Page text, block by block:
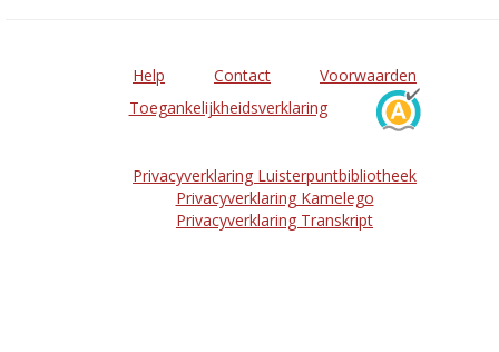
Help Contact
Voorwaarden
Toegankelijkheidsverklaring
Privacyverklaring Luisterpuntbibliotheek
Privacyverklaring Kamelego
Privacyverklaring Transkript